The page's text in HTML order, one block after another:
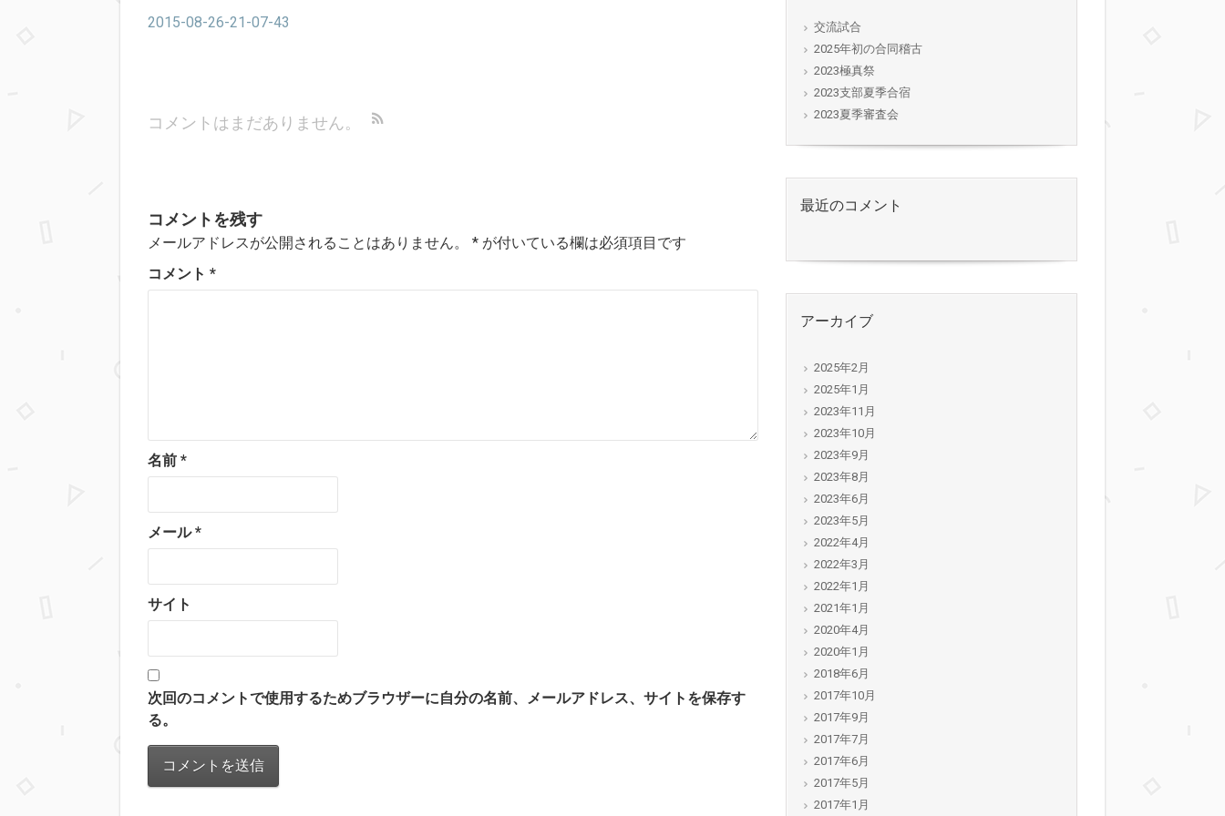
2015-08-26-21-07-43
コメントはまだありません。
コメントを残す
メールアドレスが公開されることはありません。 * が付いている欄は必須項目です
コメント *
名前 *
メール*
サイト
次回のコメントで使用するためブラウザーに自分の名前、メールアドレス、サイトを保存す
る。
交流試合
2025年初の合同稽古
2023極真祭
2023支部夏季合宿
2023夏季審査会
最近のコメント
アーカイブ
2025年2月
2025年1月
2023年11月
2023年10月
2023年9月
2023年8月
2023年6月
2023年5月
2022年4月
2022年3月
2022年1月
2021年1月
2020年4月
2020年1月
2018年6月
2017年10月
2017年9月
2017年7月
2017年6月
2017年5月
2017年1月